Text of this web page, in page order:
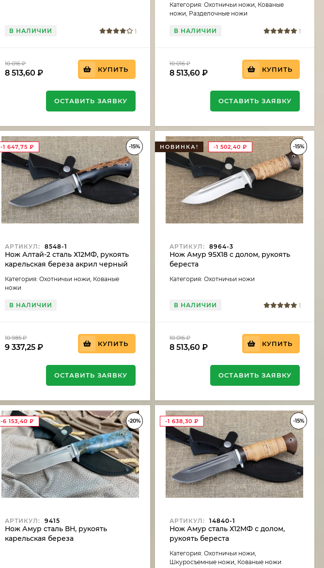
В НАЛИЧИИ 1
10 016₽
8 513,60₽ КУПИТЬ
ОСТАВИТЬ ЗАЯВКУ
Категория: Охотничьи ножи, Кованые
ножи, Разделочные ножи
В НАЛИЧИИ 1
10 016₽
8 513,60 ₽ КУПИТЬ
ОСТАВИТЬ ЗАЯВКУ
-15%
-1 647,75₽
АРТИКУЛ: 8548-1
Нож Алтай-2 сталь Х12МФ, рукоять
карельская береза акрил черный
Категория: Охотничьи ножи, Кованые
ножи
В НАЛИЧИИ
10 985₽
9 337,25₽ КУПИТЬ
ОСТАВИТЬ ЗАЯВКУ
-15%
НОВИНКА! -1 502,40 ₽
АРТИКУЛ: 8964-3
Нож Амур 95Х18 с долом, рукоять
береста
Категория: Охотничьи ножи
В НАЛИЧИИ 1
10 016₽
8 513,60 ₽ КУПИТЬ
ОСТАВИТЬ ЗАЯВКУ
-20%
-6 153,40₽
АРТИКУЛ: 9415
Нож Амур сталь ВН, рукоять
карельская береза
-15%
-1 638,30 ₽
АРТИКУЛ: 14840-1
Нож Амур сталь Х12МФ с долом,
рукоять береста
Категория: Охотничьи ножи,
Шкуросъемные ножи, Кованые ножи